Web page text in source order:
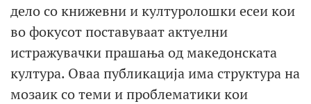
дело со книжевни и културолошки есеи кои
во фокусот поставуваат актуелни
истражувачки прашања од македонската
култура. Оваа публикација има структура на
мозаик со теми и проблематики кои